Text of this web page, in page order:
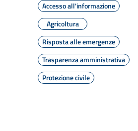
Accesso all'informazione
Agricoltura
Risposta alle emergenze
Trasparenza amministrativa
Protezione civile